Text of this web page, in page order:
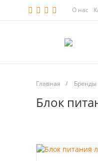
О нас
Главная / Бренды
Блок